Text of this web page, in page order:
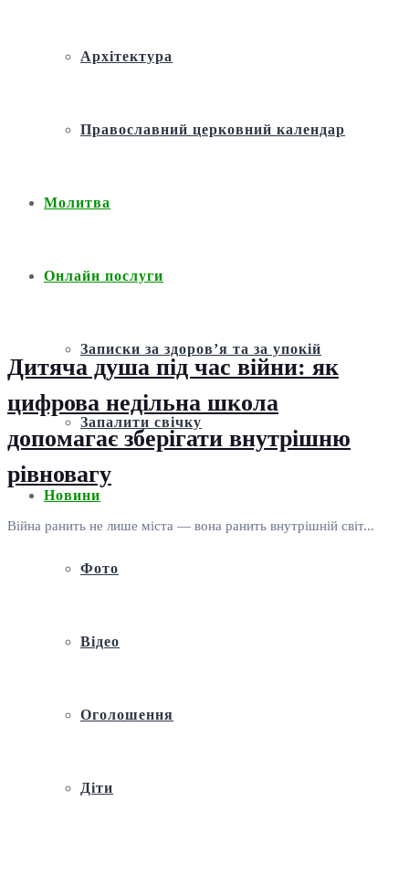
Архітектура
Православний церковний календар
Молитва
Онлайн послуги
Записки за здоров’я та за упокій
Запалити свічку
Новини
Фото
Відео
Оголошення
Діти
Дитяча душа під час війни: як
цифрова недільна школа
допомагає зберігати внутрішню
рівновагу
Війна ранить не лише міста — вона ранить внутрішній світ...